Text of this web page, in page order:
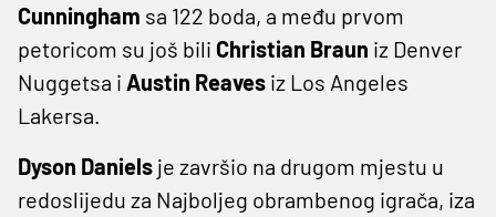
Cunningham sa 122 boda, a među prvom
petoricom su još bili Christian Braun iz Denver
Nuggetsa i Austin Reaves iz Los Angeles
Lakersa.
Dyson Daniels je završio na drugom mjestu u
redoslijedu za Najboljeg obrambenog igrača, iza